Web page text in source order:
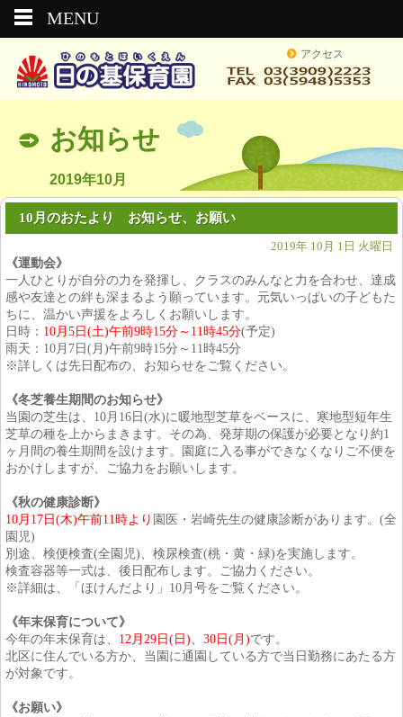
アクセス
お知らせ
2019年10月
10月のおたより お知らせ、お願い
2019年 10月 1日 火曜日
《運動会》
一人ひとりが自分の力を発揮し、クラスのみんなと力を合わせ、達成
感や友達との絆も深まるよう願っています。元気いっぱいの子どもた
ちに、温かい声援をよろしくお願いします。
日時： 10月5日(土)午前9時15分～11時45分(予定)
雨天：10月7日(月)午前9時15分～11時45分
※詳しくは先日配布の、お知らせをご覧ください。
《冬芝養生期間のお知らせ》
当園の芝生は、10月16日(水)に暖地型芝草をベースに、寒地型短年生
芝草の種を上からまきます。その為、発芽期の保護が必要となり約1
ヶ月間の養生期間を設けます。園庭に入る事ができなくなりご不便を
おかけしますが、ご協力をお願いします。
《秋の健康診断》
10月17日(木)午前11時より 園医・岩崎先生の健康診断があります。(全
園児)
別途、検便検査(全園児)、検尿検査(桃・黄・緑)を実施します。
検査容器等一式は、後日配布します。ご協力ください。
※詳細は、「ほけんだより」10月号をご覧ください。
《年末保育について》
今年の年末保育は、 12月29日(日)、30日(月)です。
北区に住んでいる方か、当園に通園している方で当日勤務にあたる方
が対象です。
《お願い》
MENU